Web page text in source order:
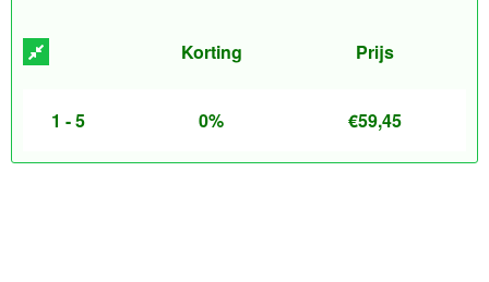
Korting Prijs
1 - 5 0% €59,45